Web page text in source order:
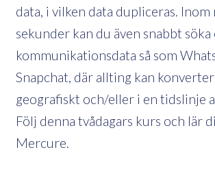
data, i vilken data dupliceras. Inom
sekunder kan du även snabbt
kommunikationsdata så som
Snapchat, där allting kan
geografiskt och/eller i en tidslinje
Följ denna tvådagars kurs och lär
Mercure.